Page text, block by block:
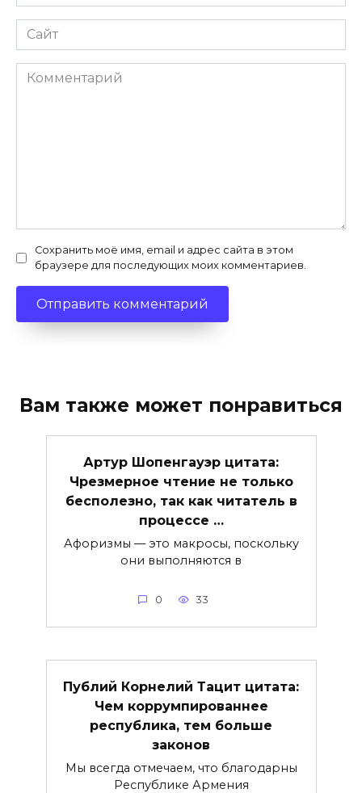
Сайт
Комментарий
Сохранить моё имя, email и адрес сайта в этом
браузере для последующих моих комментариев.
Вам также может понравиться
Артур Шопенгауэр цитата:
Чрезмерное чтение не только
бесполезно, так как читатель в
процессе …
Афоризмы — это макросы, поскольку
они выполняются в
0 33
Публий Корнелий Тацит цитата:
Чем коррумпированнее
республика, тем больше
законов
Мы всегда отмечаем, что благодарны
Республике Армения